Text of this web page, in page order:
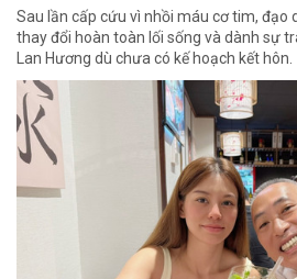
Sau lần cấp cứu vì nhồi máu cơ tim, đạo
thay đổi hoàn toàn lối sống và dành sự
Lan Hương dù chưa có kế hoạch kết hôn.